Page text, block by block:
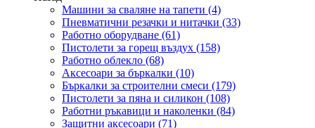
Машини за сваляне на тапети (4)
Пневматични резачки и нитачки (33)
Работно оборудване (61)
Пистолети за горещ въздух (158)
Работно облекло (68)
Аксесоари за бъркалки (10)
Бъркалки за строителни смеси (179)
Пистолети за пяна и силикон (108)
Работни ръкавици и наколенки (84)
Защитни аксесоари (71)